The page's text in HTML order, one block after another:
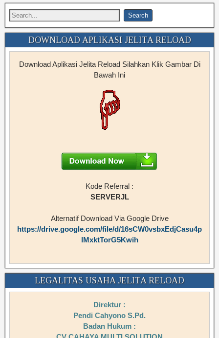
DOWNLOAD APLIKASI JELITA RELOAD
Download Aplikasi Jelita Reload Silahkan Klik Gambar Di
Bawah Ini
Kode Referral :
SERVERJL
Alternatif Download Via Google Drive
https://drive.google.com/file/d/16sCW0vsbxEdjCasu4p
IMxktTorG5Kwih
LEGALITAS USAHA JELITA RELOAD
Direktur :
Pendi Cahyono S.Pd.
Badan Hukum :